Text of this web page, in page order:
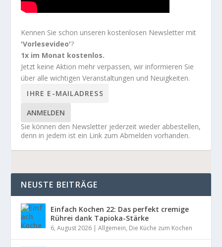
Kennen Sie schon unseren kostenlosen Newsletter mit
'Vorlesevideo'?
1x im Monat kostenlos.
Jetzt keine Aktion mehr verpassen, wir informieren Sie
über alle wichtigen Veranstaltungen und Neuigkeiten.
ANMELDEN
Sie können den Newsletter jederzeit wieder abbestellen,
denn in jedem ist ein Link zum Abmelden vorhanden.
NEUSTE BEITRÄGE
Einfach Kochen 22: Das perfekt cremige
Rührei dank Tapioka-Stärke
6, August 2026 |Allgemein, Die Küche zum Kochen